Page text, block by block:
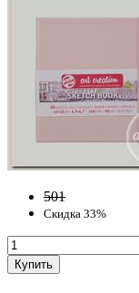
501
Скидка 33%